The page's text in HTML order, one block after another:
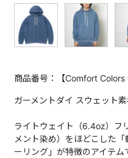
商品番号：【Comfort Colors
ガーメントダイ スウェット
ライトウェイト（6.4oz）フ
メント染め）をほどこした
ーリング」が特徴のアイテ